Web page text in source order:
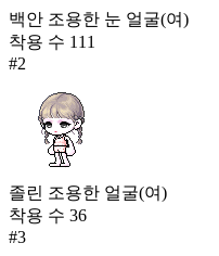
백안 조용한 눈 얼굴(여)
착용 수 111
#2
졸린 조용한 얼굴(여)
착용 수 36
#3